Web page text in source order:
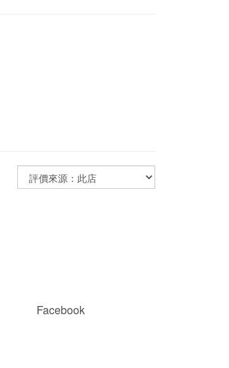
Facebook